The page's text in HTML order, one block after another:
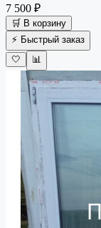
7 500 ₽
🛒 В корзину
⚡ Быстрый заказ
🤍
📊